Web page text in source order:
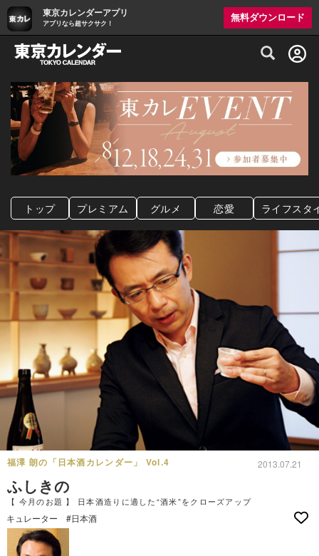
東京カレンダーアプリ
アプリなら超サクサク！
無料ダウンロード
グルメ情報・プレミアムレストラン予約
トップ プレミアム グルメ 恋愛 ライフスタ
福澤 朗の「日本酒カレンダー」 Vol.4 2013.07.21
ふしきの
【 今月のお題 】 日本酒造りに適した“酒米”をクローズアップ
キュレーター #日本酒